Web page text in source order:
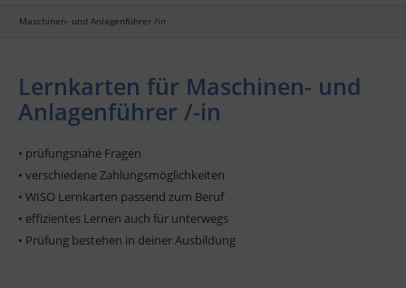
Maschinen- und Anlagenführer /in
Lernkarten für Maschinen- und
Anlagenführer /-in
• prüfungsnahe Fragen
• verschiedene Zahlungsmöglichkeiten
• WISO Lernkarten passend zum Beruf
• effizientes Lernen auch für unterwegs
• Prüfung bestehen in deiner Ausbildung